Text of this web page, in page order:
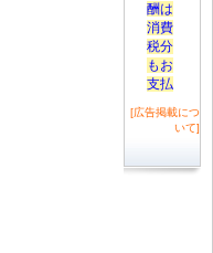
酬は
消費
税分
もお
支払
[広告掲載につ
いて]